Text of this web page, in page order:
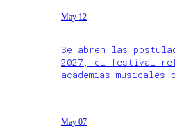
May 12
Se abren las
2027, el festival
academias musicales
May 07